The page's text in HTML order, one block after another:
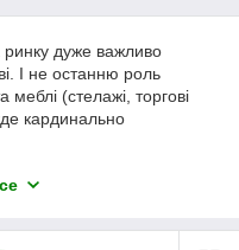
ринку дуже важливо
І не останню роль
меблі (стелажі, торгові
кардинально
барні стійки, вітрини,